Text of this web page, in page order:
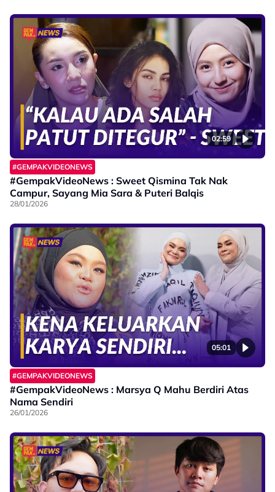
02:59
#GEMPAKVIDEONEWS
#GempakVideoNews : Sweet Qismina Tak Nak
Campur, Sayang Mia Sara & Puteri Balqis
28/01/2026
05:01
#GEMPAKVIDEONEWS
#GempakVideoNews : Marsya Q Mahu Berdiri Atas
Nama Sendiri
26/01/2026